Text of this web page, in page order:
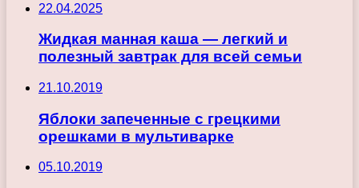
22.04.2025
Жидкая манная каша — легкий и
полезный завтрак для всей семьи
21.10.2019
Яблоки запеченные с грецкими
орешками в мультиварке
05.10.2019